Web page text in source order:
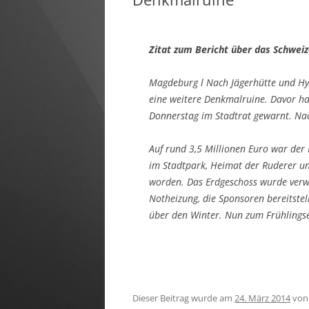
Zitat zum Bericht über das
Magdeburg l Nach Jägerhütte und
eine weitere Denkmalruine. Davor
Donnerstag im Stadtrat gewarnt.
Auf rund 3,5 Millionen Euro war der
im Stadtpark, Heimat der Ruderer
worden. Das Erdgeschoss wurde
Notheizung, die Sponsoren
über den Winter. Nun zum
Dieser Beitrag wurde am 24. März 2014von